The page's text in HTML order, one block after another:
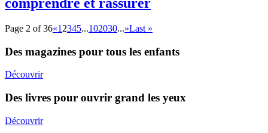
Page 2 of 36«1 2345...102030...»Last »
Des magazines pour tous les enfants
Découvrir
Des livres pour ouvrir grand les yeux
Découvrir